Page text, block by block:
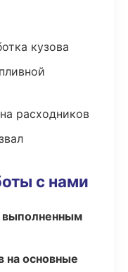
кузова
расходников
с нами
выполненным
на основные